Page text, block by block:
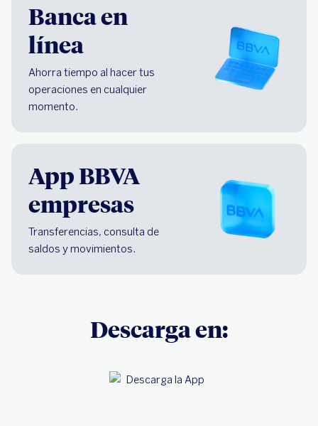
Banca en
línea
Ahorra tiempo al hacer tus
operaciones en cualquier
momento.
App BBVA
empresas
Transferencias, consulta de
saldos y movimientos.
Descarga en: